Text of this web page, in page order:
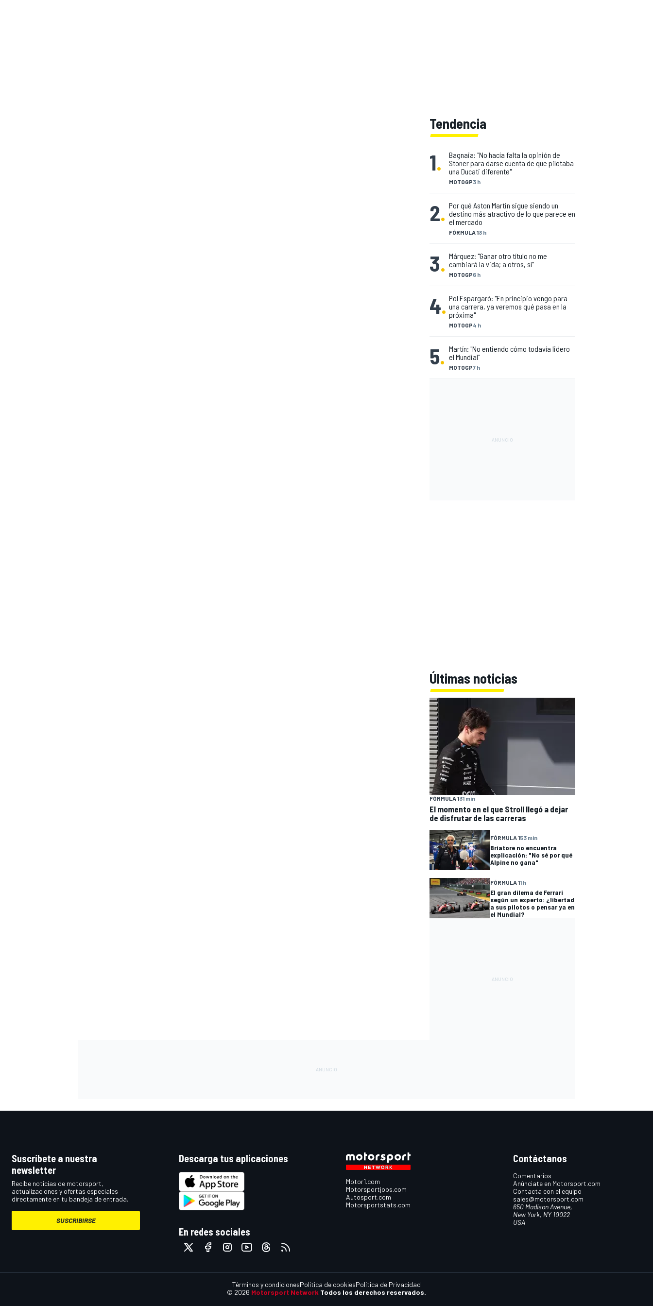
Tendencia
1.
MOTOGP3 h
Bagnaia: "No hacía falta la opinión de
Stoner para darse cuenta de que pilotaba
una Ducati diferente"
2.
FÓRMULA 13 h
Por qué Aston Martin sigue siendo un
destino más atractivo de lo que parece en
el mercado
3. MOTOGP6 h
Márquez: "Ganar otro título no me
cambiará la vida; a otros, sí"
4.
MOTOGP4 h
Pol Espargaró: "En principio vengo para
una carrera, ya veremos qué pasa en la
próxima"
5. MOTOGP7 h
Martín: "No entiendo cómo todavía lidero
el Mundial"
Últimas noticias
FÓRMULA 131 min
El momento en el que Stroll llegó a dejar
de disfrutar de las carreras
FÓRMULA 153 min
Briatore no encuentra
explicación: "No sé por qué
Alpine no gana"
FÓRMULA 11 h
El gran dilema de Ferrari
según un experto: ¿libertad
a sus pilotos o pensar ya en
el Mundial?
Suscríbete a nuestra
newsletter
Recibe noticias de motorsport,
actualizaciones y ofertas especiales
directamente en tu bandeja de entrada.
SUSCRIBIRSE
Descarga tus aplicaciones
En redes sociales
Motor1.com
Motorsportjobs.com
Autosport.com
Motorsportstats.com
Contáctanos
Comentarios
Anúnciate en Motorsport.com
Contacta con el equipo
sales@motorsport.com
650 Madison Avenue,
New York, NY 10022
USA
© 2026 Motorsport Network Todos los derechos reservados.
Términos y condicionesPolítica de cookiesPolítica de Privacidad